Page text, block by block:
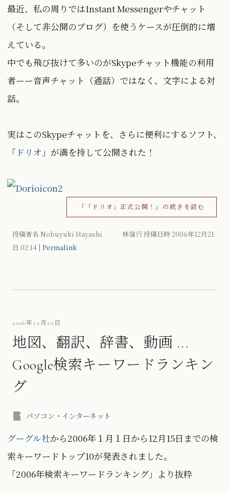
最近、私の周りではInstant Messengerやチャット
（そして非公開のブログ）を使うケースが圧倒的に増
えている。
中でも飛び抜けて多いのがSkypeチャット機能の利用
者ーー音声チャット（通話）ではなく、文字による対
話。
実はこのSkypeチャットを、さらに便利にするソフト、
「 ドリオ 」が満を持して公開された！
「「ドリオ」正式公開！」の続きを読む
投稿者名 Nobuyuki Hayashi 林信行 投稿日時 2006年12月21
日 02:14 | Permalink
2006年12月20日
地図、翻訳、辞書、動画 ...
Google検索キーワードランキン
グ
パソコン・インターネット
グーグル社から2006年１月１日から12月15日までの検
索キーワードトップ10が発表されました。
「2006年検索キーワードランキング」より抜粋